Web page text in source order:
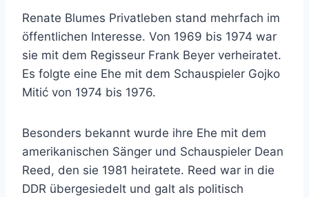
Renate Blumes Privatleben stand mehrfach im
öffentlichen Interesse. Von 1969 bis 1974 war
sie mit dem Regisseur Frank Beyer verheiratet.
Es folgte eine Ehe mit dem Schauspieler Gojko
Mitić von 1974 bis 1976.
Besonders bekannt wurde ihre Ehe mit dem
amerikanischen Sänger und Schauspieler Dean
Reed, den sie 1981 heiratete. Reed war in die
DDR übergesiedelt und galt als politisch